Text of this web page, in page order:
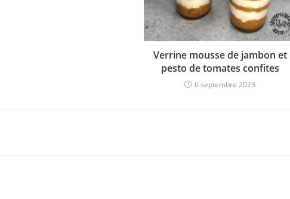
Verrine mousse de jambon et
pesto de tomates confites
6 septembre 2023